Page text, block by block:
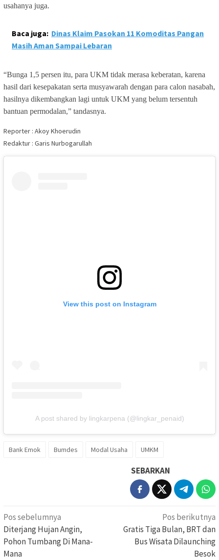
usahanya juga.
Baca juga: Dinas Klaim Pasokan 11 Komoditas Pangan
Masih Aman Sampai Lebaran
“Bunga 1,5 persen itu, para UKM tidak merasa keberatan, karena
hasil dari kesepakatan serta musyawarah dengan para calon nasabah,
hasilnya dikembangkan lagi untuk UKM yang belum tersentuh
bantuan permodalan,” tandasnya.
Reporter : Akoy Khoerudin
Redaktur : Garis Nurbogarullah
View this post on Instagram
A post shared by lingkarpena (@lingkar_penaid)
Bank Emok Bumdes Modal Usaha UMKM
SEBARKAN
Navigasi
pos
Pos sebelumnya
Diterjang Hujan Angin,
Pohon Tumbang Di Mana-
Mana
Pos berikutnya
Gratis Tiga Bulan, BRT dan
Bus Wisata Dilaunching
Besok